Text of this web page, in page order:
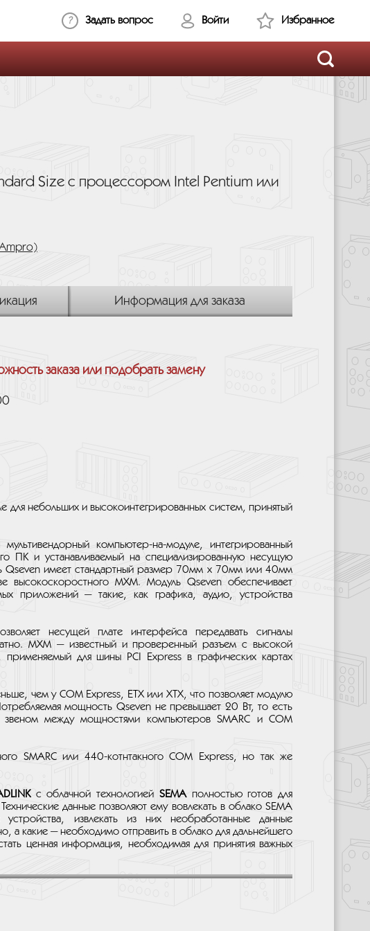
Задать вопрос Войти Избранное
Size с процессором Intel Pentium или
Информация для заказа
заказа или подобрать замену
для небольших и высокоинтегрированных систем, принятый
компьютер-на-модуле, интегрированный
ПК и устанавливаемый на специализированную несущую
Qseven имеет стандартный размер 70мм х 70мм или 40мм
MXM. Модуль Qseven обеспечивает
приложений — такие, как графика, аудио, устройства
несущей плате интерфейса передавать сигналы
MXM — известный и проверенный разъем с высокой
для шины PCI Express в графических картах
чем у COM Express, ETX или XTX, что позволяет модулю
мощность Qseven не превышает 20 Вт, то есть
звеном между мощностями компьютеров SMARC и COM
SMARC или 440-котнтакного COM Express, но так же
с облачной технологией SEMAполностью готов для
данные позволяют ему вовлекать в облако SEMA
извлекать из них необработанные данные
а какие — необходимо отправить в облако для дальнейшего
ценная информация, необходимая для принятия важных